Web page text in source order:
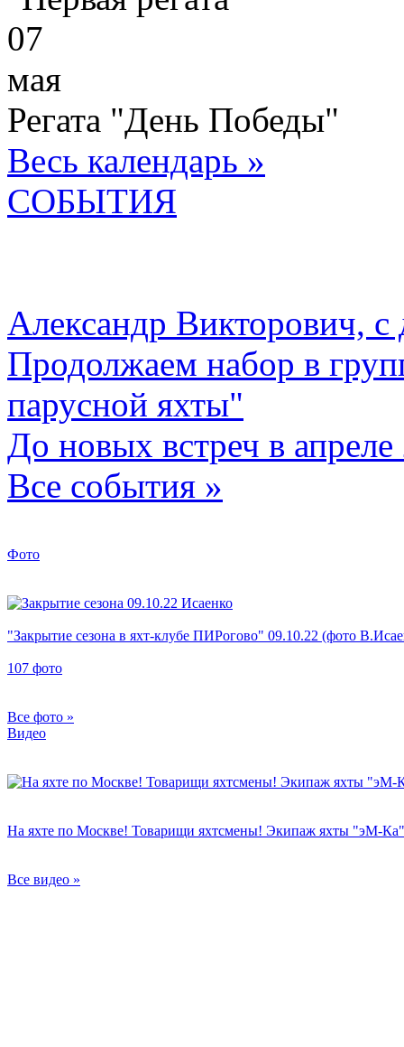
07
мая
Регата "День Победы"
Весь календарь »
СОБЫТИЯ
Александр Викторович,
Продолжаем набор в
парусной яхты"
До новых встреч в
Все события »
Фото
"Закрытие сезона в яхт-клубе ПИРогово" 09.10.22 (фото
107 фото
Все фото »
Видео
На яхте по Москве! Товарищи яхтсмены! Экипаж яхты "эМ-Ка"
Все видео »